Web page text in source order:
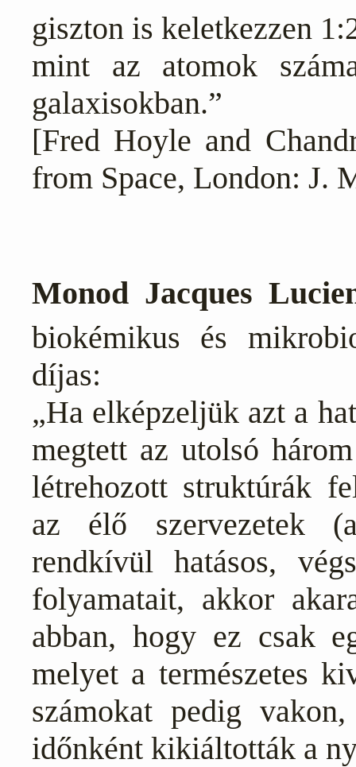
giszton is keletkezzen
mint az atomok
galaxisokban.”
[Fred Hoyle and
from Space, London: J.
Monod Jacques
biokémikus és
díjas:
„Ha elképzeljük azt a
megtett az utolsó
létrehozott struktúrák
az élő szervezetek
rendkívül hatásos,
folyamatait, akkor
abban, hogy ez csak
melyet a természetes
számokat pedig
időnként kikiáltották a